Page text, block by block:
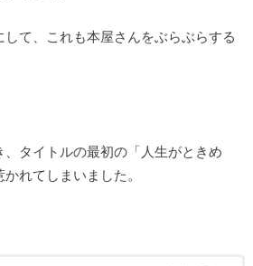
て、これも本屋さんをぶらぶらする
、タイトルの最初の「人生がときめ
れてしまいました。